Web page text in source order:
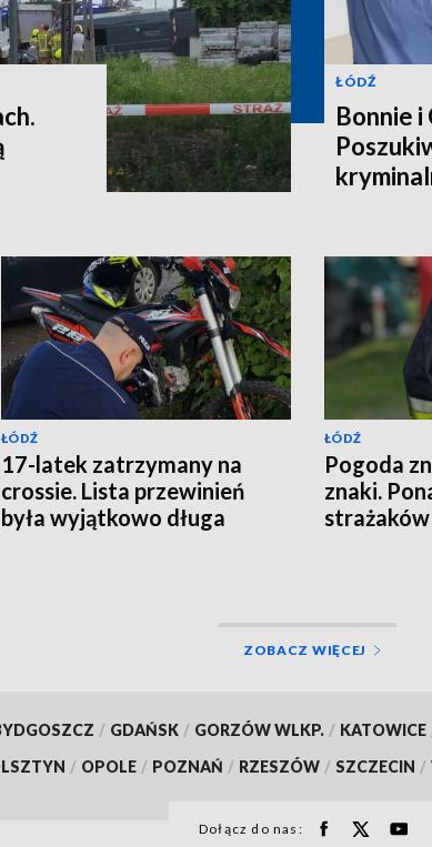
ŁÓDŹ
Bonnie i
ŁÓDŹ
17-latek zatrzymany na
crossie. Lista przewinień
była wyjątkowo długa
ŁÓDŹ
Pogoda
znaki.
strażaków
ZOBACZ WIĘCEJ
/ GDAŃSK / GORZÓW WLKP. / KATOWICE
/ OPOLE / POZNAŃ / RZESZÓW / SZCZECIN /
Dołącz do nas: